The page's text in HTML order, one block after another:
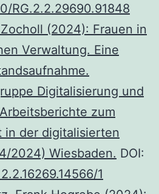
RG.2.2.29690.91848
(2024): Frauen in
Verwaltung. Eine
Digitalisierung und
zum
in der digitalisierten
2024) Wiesbaden. DOI:
1